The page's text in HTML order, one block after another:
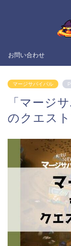
お問い合わせ
マージサバイバル
「マージ
のクエス